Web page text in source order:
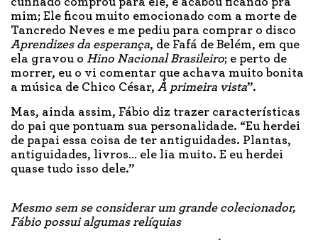
mim; Ele ficou muito emocionado com a morte de
Tancredo Neves e me pediu para comprar o disco
Aprendizes da esperança, de Fafá de Belém, em que
ela gravou o Hino Nacional Brasileiro; e perto de
morrer, eu o vi comentar que achava muito bonita
a música de Chico César, À primeira vista”.
Mas, ainda assim, Fábio diz trazer características
do pai que pontuam sua personalidade. “Eu herdei
de papai essa coisa de ter antiguidades. Plantas,
antiguidades, livros… ele lia muito. E eu herdei
quase tudo isso dele.”
Mesmo sem se considerar um grande colecionador,
Fábio possui algumas relíquias